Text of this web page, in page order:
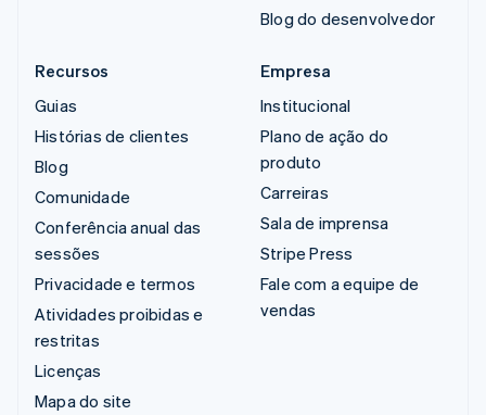
Blog do desenvolvedor
Recursos
Guias
Histórias de clientes
Blog
Comunidade
Conferência anual das
sessões
Privacidade e termos
Atividades proibidas e
restritas
Licenças
Mapa do site
Empresa
Institucional
Plano de ação do
produto
Carreiras
Sala de imprensa
Stripe Press
Fale com a equipe de
vendas